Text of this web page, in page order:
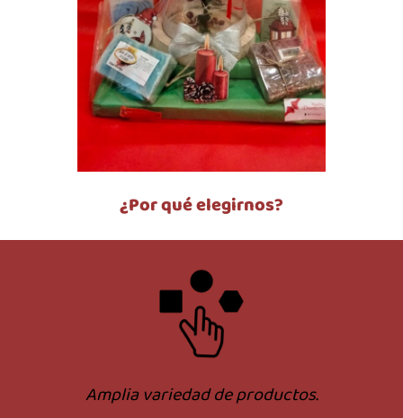
¿Por qué elegirnos?
Amplia variedad de productos.